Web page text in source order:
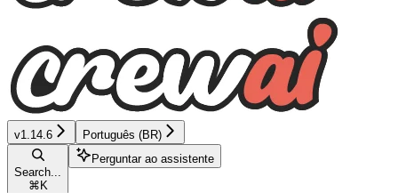
v1.14.6 Português (BR)
Search...
⌘ K
Perguntar ao assistente